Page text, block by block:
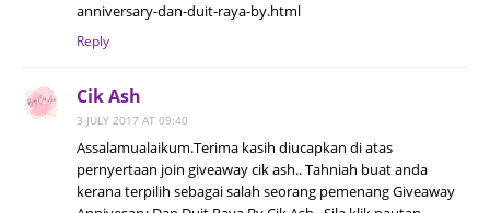
anniversary-dan-duit-raya-by.html
Reply
Cik Ash
3 JULY 2017 AT 09:40
Assalamualaikum.Terima kasih diucapkan di atas
pernyertaan join giveaway cik ash.. Tahniah buat anda
kerana terpilih sebagai salah seorang pemenang Giveaway